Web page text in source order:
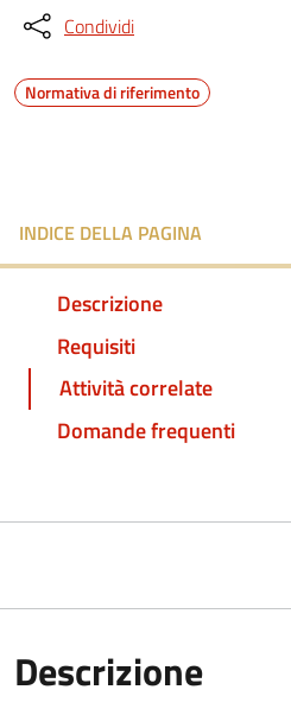
Condividi
Normativa di riferimento
INDICE DELLA PAGINA
Descrizione
Requisiti
Attività correlate
Domande frequenti
Descrizione